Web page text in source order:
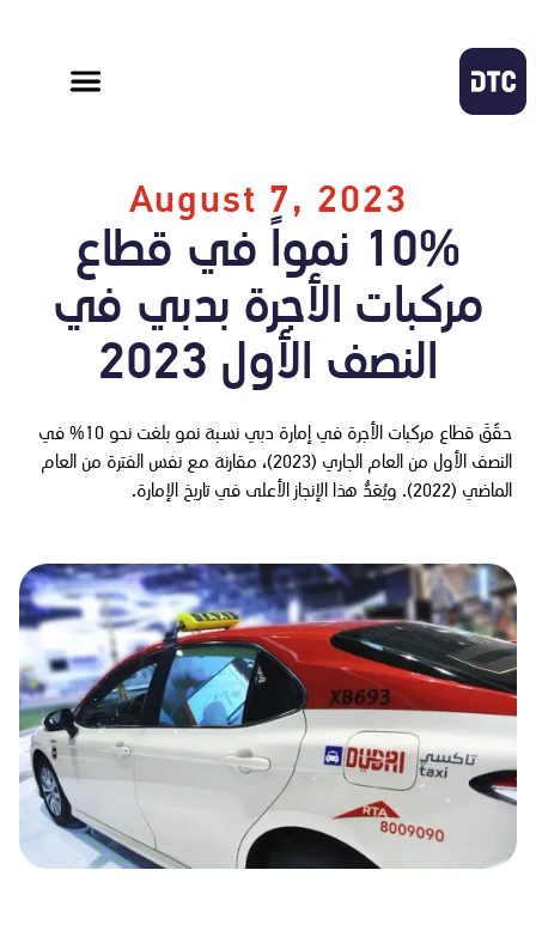
August 7, 2023
10% نمواً في قطاع
مركبات الأجرة بدبي في
النصف الأول 2023
حقّقَ قطاع مركبات الأجرة في إمارة دبي نسبة نمو بلغت نحو 10% في
النصف الأول من العام الجاري (2023)، مقارنة مع نفس الفترة من العام
الماضي (2022). ويُعَدُّ هذا الإنجاز الأعلى في تاريخ الإمارة.